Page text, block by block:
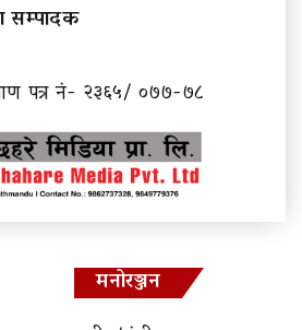
सम्पादक
पत्र नं- २३६५/ ०७७-७८
मनोरञ्जन